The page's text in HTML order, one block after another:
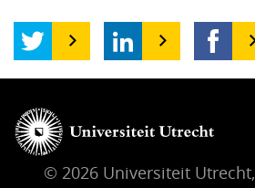
© 2026 Universiteit Utrecht,